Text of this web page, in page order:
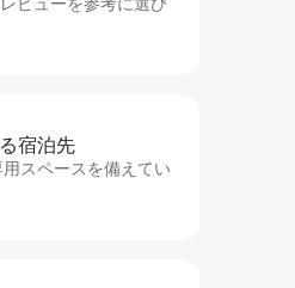
宿⁠泊⁠先
スペースを備えてい